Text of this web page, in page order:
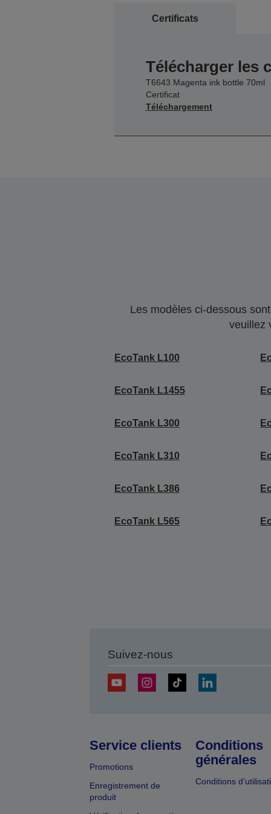
Certificats
Télécharger les
T6643 Magenta ink bottle 70ml
Certificat
Téléchargement
Les modèles ci-dessous
veuillez
EcoTank L100
EcoTank L1455
EcoTank L300
EcoTank L310
EcoTank L386
EcoTank L565
Suivez-nous
Service clients
Promotions
Enregistrement de
produit
Conditions
générales
Conditions